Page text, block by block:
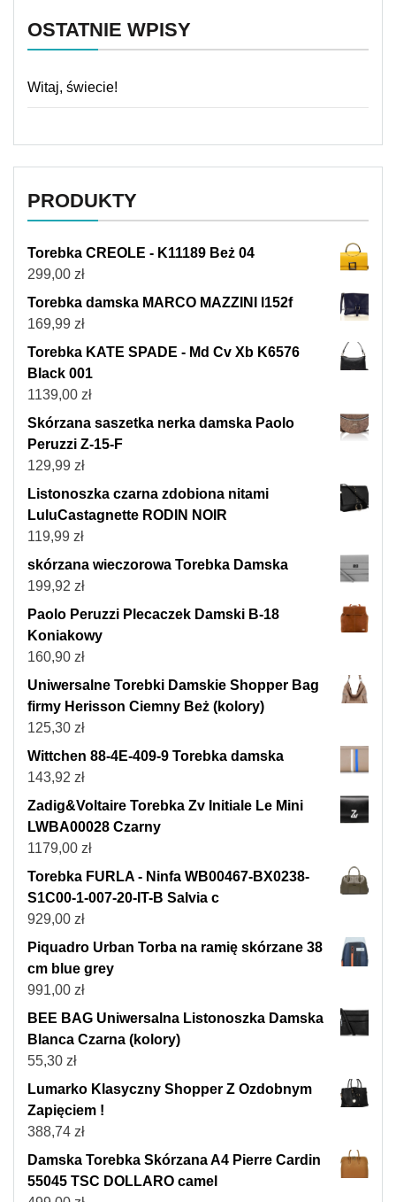
OSTATNIE WPISY
Witaj, świecie!
PRODUKTY
Torebka CREOLE - K11189 Beż 04
299,00 zł
Torebka damska MARCO MAZZINI l152f
169,99 zł
Torebka KATE SPADE - Md Cv Xb K6576
Black 001
1139,00 zł
Skórzana saszetka nerka damska Paolo
Peruzzi Z-15-F
129,99 zł
Listonoszka czarna zdobiona nitami
LuluCastagnette RODIN NOIR
119,99 zł
skórzana wieczorowa Torebka Damska
199,92 zł
Paolo Peruzzi Plecaczek Damski B-18
Koniakowy
160,90 zł
Uniwersalne Torebki Damskie Shopper Bag
firmy Herisson Ciemny Beż (kolory)
125,30 zł
Wittchen 88-4E-409-9 Torebka damska
143,92 zł
Zadig&Voltaire Torebka Zv Initiale Le Mini
LWBA00028 Czarny
1179,00 zł
Torebka FURLA - Ninfa WB00467-BX0238-
S1C00-1-007-20-IT-B Salvia c
929,00 zł
Piquadro Urban Torba na ramię skórzane 38
cm blue grey
991,00 zł
BEE BAG Uniwersalna Listonoszka Damska
Blanca Czarna (kolory)
55,30 zł
Lumarko Klasyczny Shopper Z Ozdobnym
Zapięciem !
388,74 zł
Damska Torebka Skórzana A4 Pierre Cardin
55045 TSC DOLLARO camel